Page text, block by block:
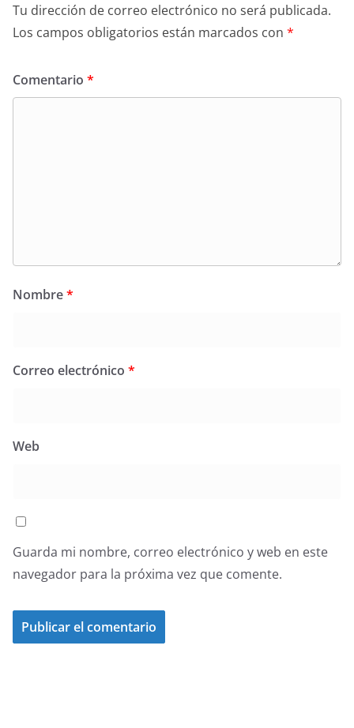
Tu dirección de correo electrónico no será publicada.
Los campos obligatorios están marcados con *
Comentario *
Nombre*
Correo electrónico *
Web
Guarda mi nombre, correo electrónico y web en este
navegador para la próxima vez que comente.